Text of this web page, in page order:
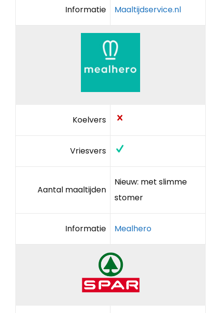
Informatie Maaltijdservice.nl
Koelvers
Vriesvers
Aantal maaltijden
Nieuw: met slimme
stomer
Informatie Mealhero